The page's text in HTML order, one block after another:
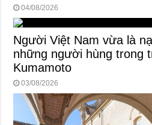
04/08/2026
Người Việt Nam vừa là
những người hùng trong
Kumamoto
03/08/2026